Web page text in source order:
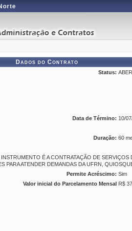
Dados do Contrato
Status:
Data de Término: 10/
Duração: 60
É A CONTRATAÇÃO DE
PARA ATENDER DEMANDAS DA UFRN,
Permite Acréscimo: Sim
Valor inicial do Parcelamento Mensal R$